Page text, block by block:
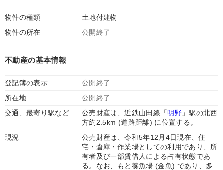
物件の種類
土地付建物
物件の所在
公開終了
不動産の基本情報
登記簿の表示
公開終了
所在地
公開終了
交通、最寄り駅など
公売財産は、近鉄山田線「明野」駅の北西
方約2.5km (道路距離) に位置する。
現況
公売財産は、令和5年12月4日現在、住
宅・倉庫・作業場としての利用であり、所
有者及び一部賃借人による占有状態であ
る。なお、もと養魚場 (金魚) であり、多